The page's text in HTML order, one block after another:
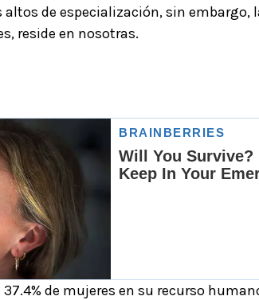
de especialización, sin embargo,
reside en nosotras.
de mujeres en su recurso